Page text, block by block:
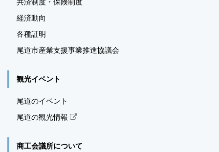
共済制度・保険制度
経済動向
各種証明
尾道市産業支援事業推進協議会
観光イベント
尾道のイベント
尾道の観光情報
商工会議所について